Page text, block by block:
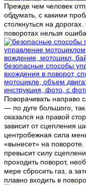
Прежде чем человек
обдумать, с какими
столкнуться на
поворотах нельзя
Поворачивать направо
— по дуге большого,
оказался на правой
зависит от сцепления
центробежная сила
«вынесет» на
превысит силу
проходить поворот,
мере сбросить газ, а
плавно входить в